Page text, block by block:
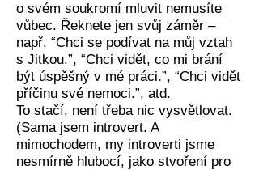
o svém soukromí mluvit nemusíte
vůbec. Řeknete jen svůj záměr –
např. “Chci se podívat na můj vztah
s Jitkou.”, “Chci vidět, co mi brání
být úspěšný v mé práci.”, “Chci vidět
příčinu své nemoci.”, atd.
To stačí, není třeba nic vysvětlovat.
(Sama jsem introvert. A
mimochodem, my introverti jsme
nesmírně hlubocí, jako stvoření pro